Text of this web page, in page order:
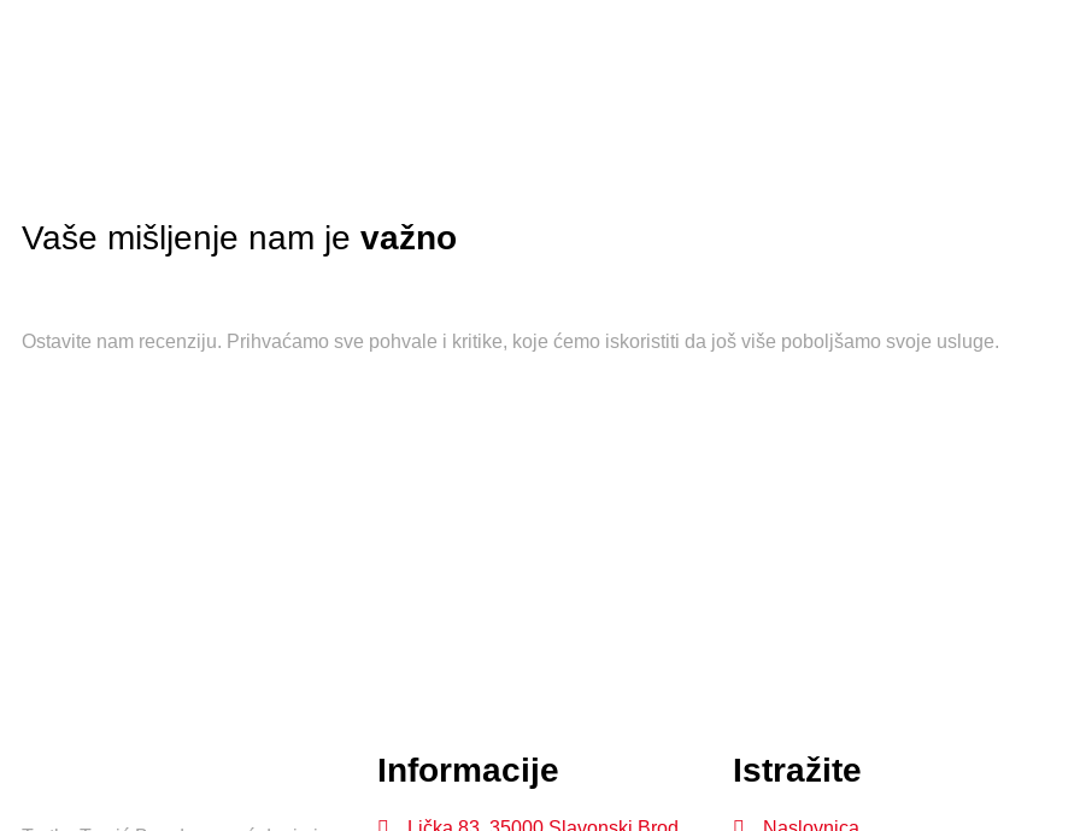
Vaše mišljenje nam je važno
Ostavite nam recenziju. Prihvaćamo sve pohvale i kritike, koje ćemo iskoristiti da još više poboljšamo svoje usluge.
Informacije Istražite